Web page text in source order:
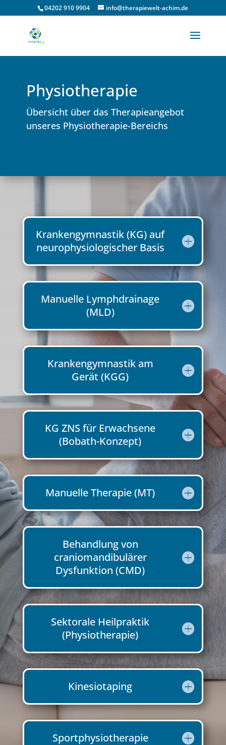
04202 910 9904 info@therapiewelt-achim.de
Physiotherapie
Übersicht über das Therapieangebot
unseres Physiotherapie-Bereichs
Krankengymnastik (KG) auf
neurophysiologischer Basis
Manuelle Lymphdrainage
(MLD)
Krankengymnastik am
Gerät (KGG)
KG ZNS für Erwachsene
(Bobath-Konzept)
Manuelle Therapie (MT)
Behandlung von
craniomandibulärer
Dysfunktion (CMD)
Sektorale Heilpraktik
(Physiotherapie)
Kinesiotaping
Sportphysiotherapie